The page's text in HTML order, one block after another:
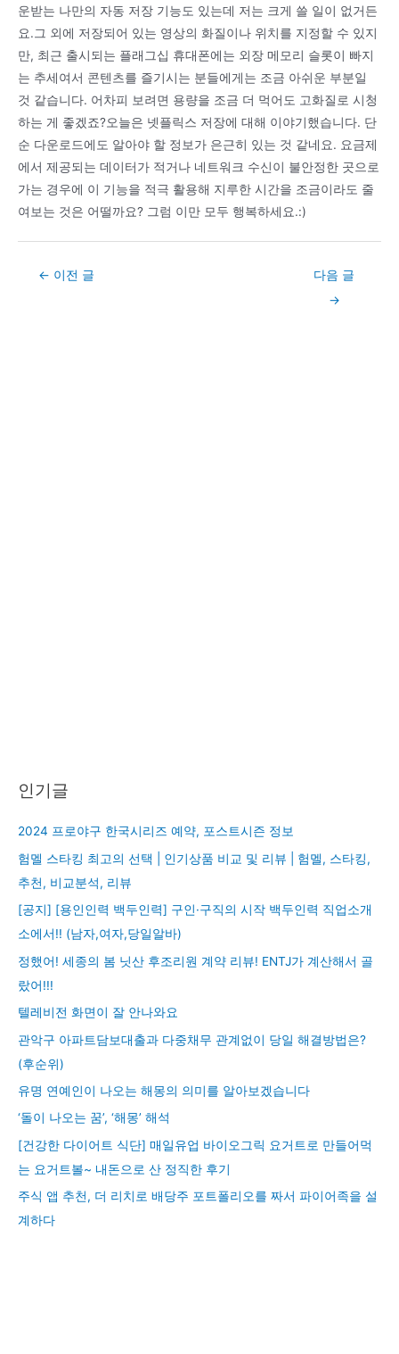
운받는 나만의 자동 저장 기능도 있는데 저는 크게 쓸 일이 없거든
요.그 외에 저장되어 있는 영상의 화질이나 위치를 지정할 수 있지
만, 최근 출시되는 플래그십 휴대폰에는 외장 메모리 슬롯이 빠지
는 추세여서 콘텐츠를 즐기시는 분들에게는 조금 아쉬운 부분일
것 같습니다. 어차피 보려면 용량을 조금 더 먹어도 고화질로 시청
하는 게 좋겠죠?오늘은 넷플릭스 저장에 대해 이야기했습니다. 단
순 다운로드에도 알아야 할 정보가 은근히 있는 것 같네요. 요금제
에서 제공되는 데이터가 적거나 네트워크 수신이 불안정한 곳으로
가는 경우에 이 기능을 적극 활용해 지루한 시간을 조금이라도 줄
여보는 것은 어떨까요? 그럼 이만 모두 행복하세요.:)
Post← 이전 글
다음 글
→
인기글
2024 프로야구 한국시리즈 예약, 포스트시즌 정보
험멜 스타킹 최고의 선택 | 인기상품 비교 및 리뷰 | 험멜, 스타킹,
추천, 비교분석, 리뷰
[공지] [용인인력 백두인력] 구인·구직의 시작 백두인력 직업소개
소에서!! (남자,여자,당일알바)
정했어! 세종의 봄 닛산 후조리원 계약 리뷰! ENTJ가 계산해서 골
랐어!!!
텔레비전 화면이 잘 안나와요
관악구 아파트담보대출과 다중채무 관계없이 당일 해결방법은?
(후순위)
유명 연예인이 나오는 해몽의 의미를 알아보겠습니다
‘돌이 나오는 꿈’, ‘해몽’ 해석
[건강한 다이어트 식단] 매일유업 바이오그릭 요거트로 만들어먹
는 요거트볼~ 내돈으로 산 정직한 후기
주식 앱 추천, 더 리치로 배당주 포트폴리오를 짜서 파이어족을 설
계하다